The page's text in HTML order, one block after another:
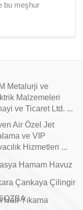
bu meşhur
Metalurji ve
Malzemeleri
ve Ticaret Ltd. ...
Air Özel Jet
ve VIP
Hizmetleri ...
Hamam Havuz
Çankaya Çilingir
Halı Yıkama